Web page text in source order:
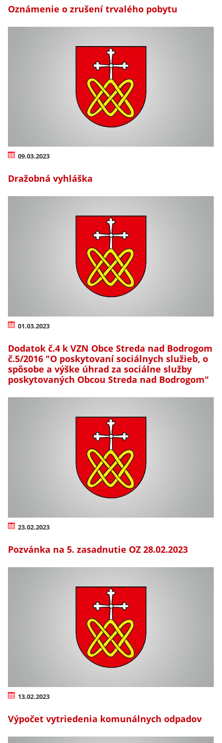
Oznámenie o zrušení trvalého pobytu
09.03.2023
Dražobná vyhláška
01.03.2023
Dodatok č.4 k VZN Obce Streda nad Bodrogom
č.5/2016 "O poskytovaní sociálnych služieb, o
spôsobe a výške úhrad za sociálne služby
poskytovaných Obcou Streda nad Bodrogom"
23.02.2023
Pozvánka na 5. zasadnutie OZ 28.02.2023
13.02.2023
Výpočet vytriedenia komunálnych odpadov